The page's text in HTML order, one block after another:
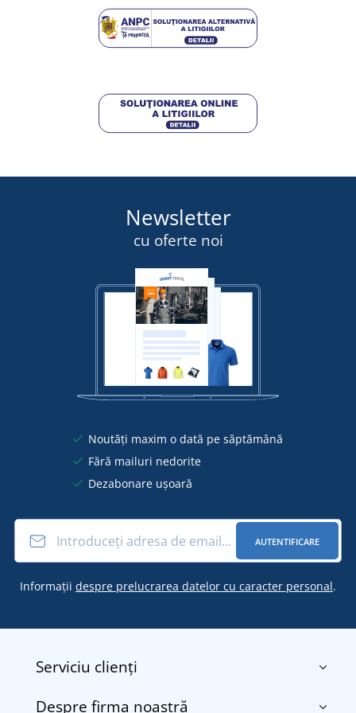
DETALII
40,50 lei
Newsletter
cu oferte noi
Noutăți maxim o dată pe săptămână
Fără mailuri nedorite
Dezabonare ușoară
AUTENTIFICARE
Informații despre prelucrarea datelor cu caracter personal.
Serviciu clienți
Contact
Despre firma noastră